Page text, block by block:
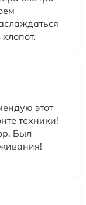
этот
техники!
Был